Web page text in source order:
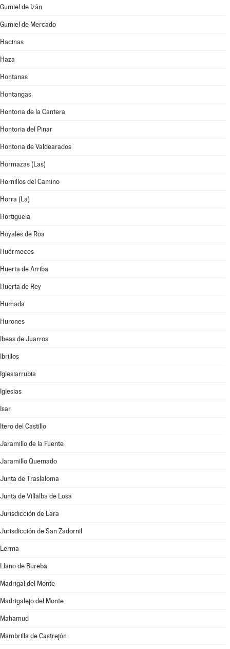
Gumiel de Izán
Gumiel de Mercado
Hacinas
Haza
Hontanas
Hontangas
Hontoria de la Cantera
Hontoria del Pinar
Hontoria de Valdearados
Hormazas (Las)
Hornillos del Camino
Horra (La)
Hortigüela
Hoyales de Roa
Huérmeces
Huerta de Arriba
Huerta de Rey
Humada
Hurones
Ibeas de Juarros
Ibrillos
Iglesiarrubia
Iglesias
Isar
Itero del Castillo
Jaramillo de la Fuente
Jaramillo Quemado
Junta de Traslaloma
Junta de Villalba de Losa
Jurisdicción de Lara
Jurisdicción de San Zadornil
Lerma
Llano de Bureba
Madrigal del Monte
Madrigalejo del Monte
Mahamud
Mambrilla de Castrejón